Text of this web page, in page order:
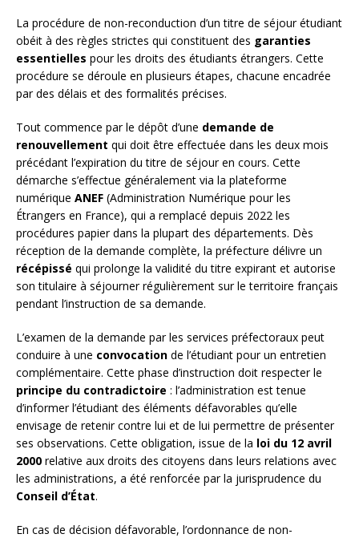
La procédure de non-reconduction d’un titre de séjour étudiant
obéit à des règles strictes qui constituent des garanties
essentielles pour les droits des étudiants étrangers. Cette
procédure se déroule en plusieurs étapes, chacune encadrée
par des délais et des formalités précises.
Tout commence par le dépôt d’une demande de
renouvellement qui doit être effectuée dans les deux mois
précédant l’expiration du titre de séjour en cours. Cette
démarche s’effectue généralement via la plateforme
numérique ANEF (Administration Numérique pour les
Étrangers en France), qui a remplacé depuis 2022 les
procédures papier dans la plupart des départements. Dès
réception de la demande complète, la préfecture délivre un
récépissé qui prolonge la validité du titre expirant et autorise
son titulaire à séjourner régulièrement sur le territoire français
pendant l’instruction de sa demande.
L’examen de la demande par les services préfectoraux peut
conduire à une convocation de l’étudiant pour un entretien
complémentaire. Cette phase d’instruction doit respecter le
principe du contradictoire : l’administration est tenue
d’informer l’étudiant des éléments défavorables qu’elle
envisage de retenir contre lui et de lui permettre de présenter
ses observations. Cette obligation, issue de la loi du 12 avril
2000 relative aux droits des citoyens dans leurs relations avec
les administrations, a été renforcée par la jurisprudence du
Conseil d’État.
En cas de décision défavorable, l’ordonnance de non-